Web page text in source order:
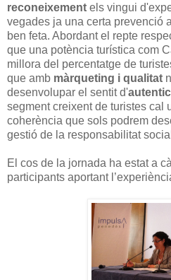
reconeixement els vingui
vegades ja una certa prevenció
ben feta. Abordant el repte
que una potència turística com
millora del percentatge de
que amb màrqueting i qualitat
desenvolupar el sentit d'
segment creixent de turistes cal
coherència que sols podrem
gestió de la responsabilitat
El cos de la jornada ha estat a
participants aportant